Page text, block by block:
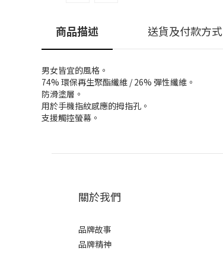
商品描述 送貨及付款方式
男女皆宜的風格。
74% 環保再生聚酯纖維 / 26% 彈性纖維。
防滑塗層。
用於手機指紋感應的拇指孔。
支援觸控螢幕。
關於我們
品牌故事
品牌精神